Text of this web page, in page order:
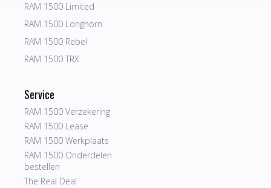
RAM 1500 Limited
RAM 1500 Longhorn
RAM 1500 Rebel
RAM 1500 TRX
Service
RAM 1500 Verzekering
RAM 1500 Lease
RAM 1500 Werkplaats
RAM 1500 Onderdelen
bestellen
The Real Deal